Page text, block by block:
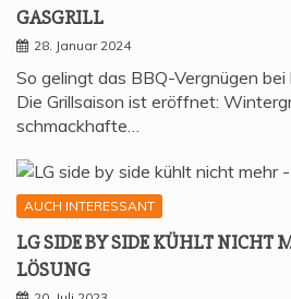
GASGRILL
28. Januar 2024
So gelingt das BBQ-Vergnügen
Die Grillsaison ist eröffnet:
schmackhafte…
AUCH INTERESSANT
LG SIDE BY SIDE KÜHLT NICHT
LÖSUNG